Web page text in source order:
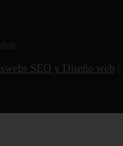
SEO y Diseño web